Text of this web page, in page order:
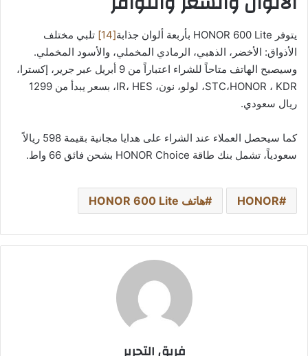
يتوفر HONOR 600 Lite بأربعة ألوان جذابة [14]
تلبي مختلف
الأذواق: الأخضر، الذهبي، الرمادي المخملي، والأسود المخملي.
وسيصبح الهاتف متاحاً للشراء اعتباراً من 9 أبريل عبر جرير، إكسترا،
STC،HONOR ، KDR، لولو، نون، IR، HES، بسعر يبدأ من 1299
ريال سعودي.
كما سيحصل العملاء عند الشراء على هدايا مجانية بقيمة 598 ريالاً
سعودياً، تشمل بنك طاقة HONOR Choice بشحن فائق 66 واط.
HONOR هاتف HONOR 600 Lite